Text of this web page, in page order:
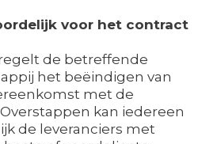
voor het contract
de betreffende
het beëindigen van
met de
kan iedereen
de leveranciers met